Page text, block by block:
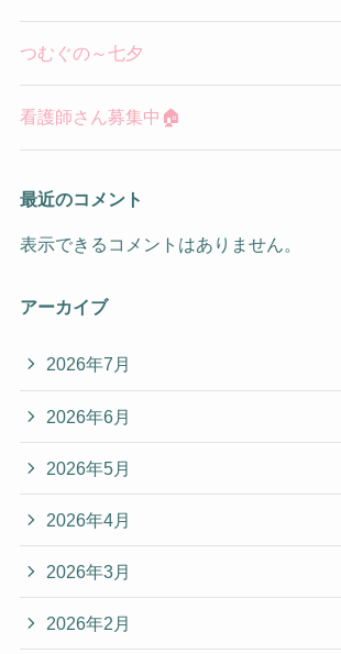
つむぐの～七夕
看護師さん募集中🏠
最近のコメント
表示できるコメントはありません。
アーカイブ
2026年7月
2026年6月
2026年5月
2026年4月
2026年3月
2026年2月